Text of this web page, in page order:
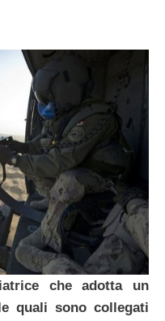
che adotta un
quali sono collegati